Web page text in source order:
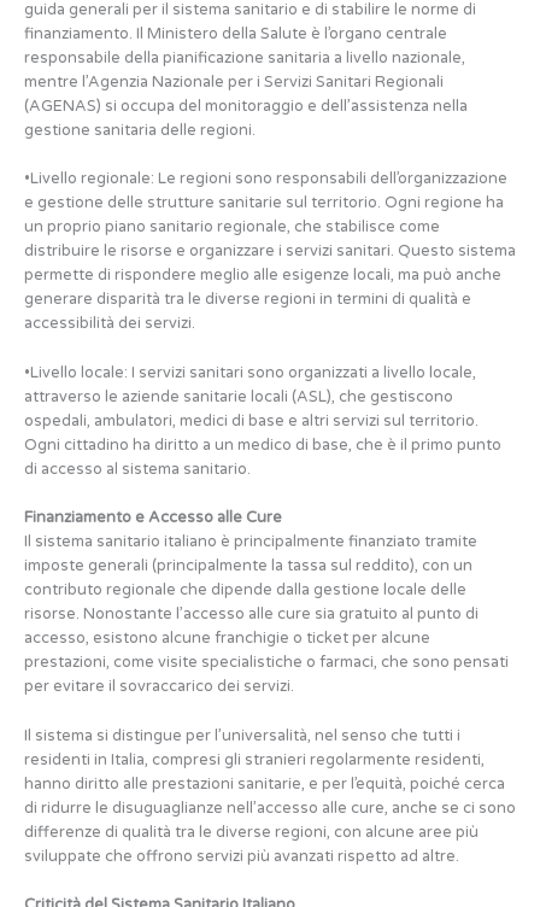
guida generali per il sistema sanitario e di stabilire le norme di
finanziamento. Il Ministero della Salute è l’organo centrale
responsabile della pianificazione sanitaria a livello nazionale,
mentre l’Agenzia Nazionale per i Servizi Sanitari Regionali
(AGENAS) si occupa del monitoraggio e dell’assistenza nella
gestione sanitaria delle regioni.
•Livello regionale: Le regioni sono responsabili dell’organizzazione
e gestione delle strutture sanitarie sul territorio. Ogni regione ha
un proprio piano sanitario regionale, che stabilisce come
distribuire le risorse e organizzare i servizi sanitari. Questo sistema
permette di rispondere meglio alle esigenze locali, ma può anche
generare disparità tra le diverse regioni in termini di qualità e
accessibilità dei servizi.
•Livello locale: I servizi sanitari sono organizzati a livello locale,
attraverso le aziende sanitarie locali (ASL), che gestiscono
ospedali, ambulatori, medici di base e altri servizi sul territorio.
Ogni cittadino ha diritto a un medico di base, che è il primo punto
di accesso al sistema sanitario.
Finanziamento e Accesso alle Cure
Il sistema sanitario italiano è principalmente finanziato tramite
imposte generali (principalmente la tassa sul reddito), con un
contributo regionale che dipende dalla gestione locale delle
risorse. Nonostante l’accesso alle cure sia gratuito al punto di
accesso, esistono alcune franchigie o ticket per alcune
prestazioni, come visite specialistiche o farmaci, che sono pensati
per evitare il sovraccarico dei servizi.
Il sistema si distingue per l’universalità, nel senso che tutti i
residenti in Italia, compresi gli stranieri regolarmente residenti,
hanno diritto alle prestazioni sanitarie, e per l’equità, poiché cerca
di ridurre le disuguaglianze nell’accesso alle cure, anche se ci sono
differenze di qualità tra le diverse regioni, con alcune aree più
sviluppate che offrono servizi più avanzati rispetto ad altre.